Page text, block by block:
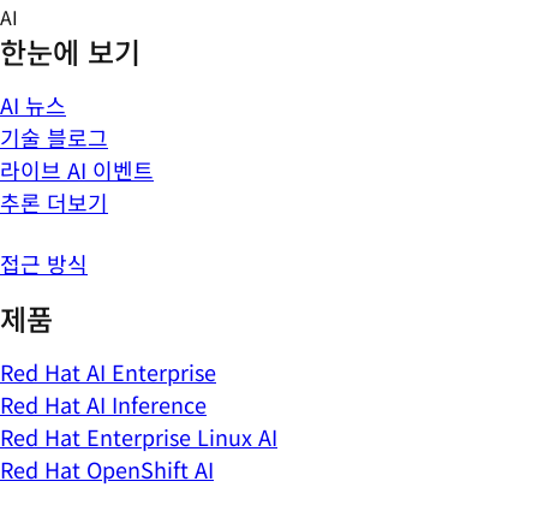
Skip
to
content
AI
한눈에 보기
AI 뉴스
기술 블로그
라이브 AI 이벤트
추론 더보기
접근 방식
제품
Red Hat AI Enterprise
Red Hat AI Inference
Red Hat Enterprise Linux AI
Red Hat OpenShift AI